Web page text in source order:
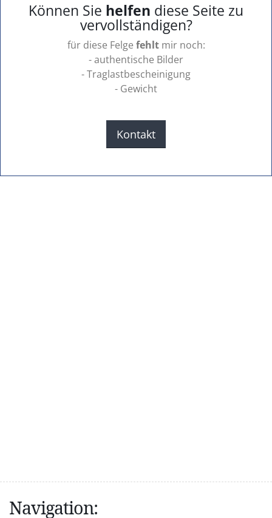
Können Sie helfen diese Seite zu
vervollständigen?
für diese Felge fehltmir noch:
- authentische Bilder
- Traglastbescheinigung
- Gewicht
Kontakt
Navigation: